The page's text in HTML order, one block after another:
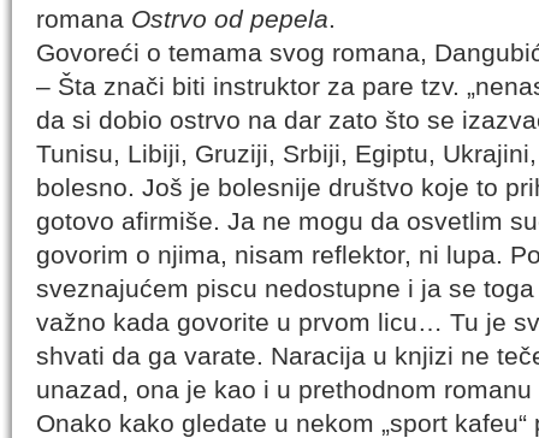
romana Ostrvo od pepela.
Govoreći o temama svog romana,
– Šta znači biti instruktor za pare tzv.
da si dobio ostrvo na dar zato što se
Tunisu, Libiji, Gruziji, Srbiji, Egiptu,
bolesno. Još je bolesnije društvo koje to
gotovo afirmiše. Ja ne mogu da osvetlim
govorim o njima, nisam reflektor, ni lupa.
sveznajućem piscu nedostupne i ja se
važno kada govorite u prvom licu… Tu je
shvati da ga varate. Naracija u knjizi ne
unazad, ona je kao i u prethodnom romanu
Onako kako gledate u nekom „sport